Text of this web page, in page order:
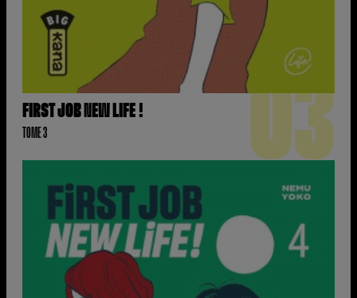
FIRST JOB NEW LIFE !
TOME 3 03